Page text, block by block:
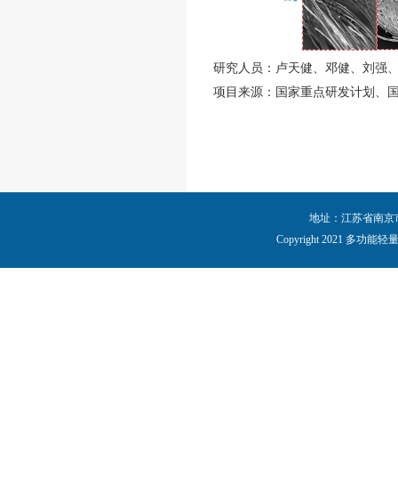
研究人员：卢天健、邓健、刘强
项目来源：国家重点研发计划、
地址：江苏省南京
Copyright 2021 多功能轻